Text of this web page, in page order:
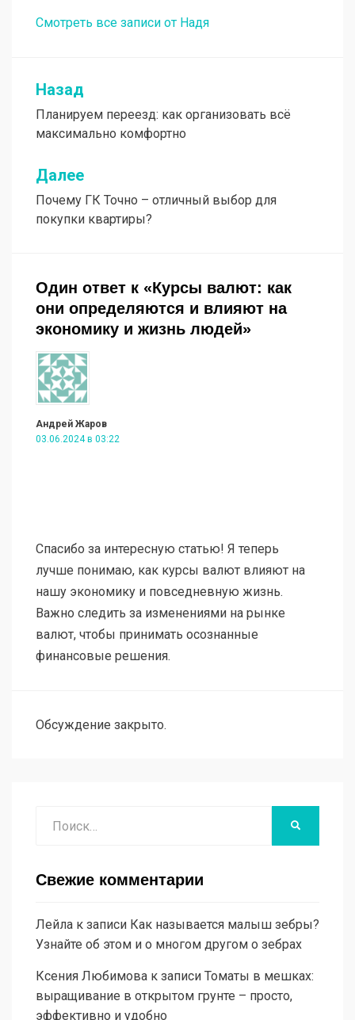
Смотреть все записи от Надя
Навигация
по
записям
Назад
Планируем переезд: как организовать всё
максимально комфортно
Далее
Почему ГК Точно – отличный выбор для
покупки квартиры?
Один ответ к «Курсы валют: как
они определяются и влияют на
экономику и жизнь людей»
Андрей Жаров
03.06.2024 в 03:22
Спасибо за интересную статью! Я теперь
лучше понимаю, как курсы валют влияют на
нашу экономику и повседневную жизнь.
Важно следить за изменениями на рынке
валют, чтобы принимать осознанные
финансовые решения.
Обсуждение закрыто.
Свежие комментарии
Лейла к записи Как называется малыш зебры?
Узнайте об этом и о многом другом о зебрах
Ксения Любимова к записи Томаты в мешках:
выращивание в открытом грунте – просто,
эффективно и удобно